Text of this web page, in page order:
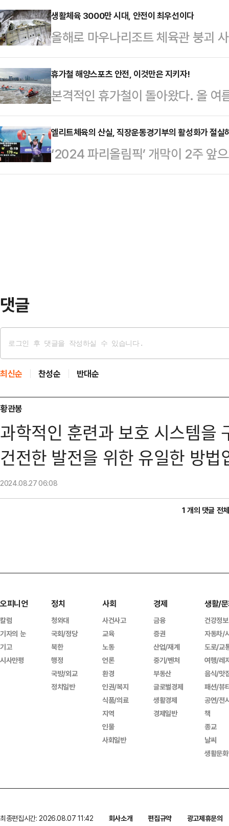
대회 출전 등에 대한 문제를 날카롭
대한 문제도 지적했다. 안세영은 개
다. 현재 협회는…
를 권고했다.협회 정관(제14조 제2
및 운영에 관한 사항’에 대해 이사
하지만 대한배드민턴협회는 ‘협회
다고 인정할 때에는 이를 집행하고,
야 한다’는 예외 조항(제17조 제1
문체부의 판단…
생활체육 3000만 시대, 안전이 최우선이다
올해로 마우나리조트 체육관 붕괴
로 새내기 대학생 10명이 생명을
는 등 막대한 피해가 발생했다.조사
다른 값싼 부실자재가 사용되는 등
수가 이용하는 체육시설에 대해 기
점도 드러났다. 소 잃고 외양간 고
안전점검 의무화 등 제도적 장치를
관광부가 스포츠…
휴가철 해양스포츠 안전, 이것만은 지키자!
본격적인 휴가철이 돌아왔다. 올
만에 가장 많을 것으로 전망된다.많
산과 강, 바다를 비롯하여 유명 휴
만큼 시원한 물놀이가 가장 인기가
있고, 안전한 이용을 위해서는 안전
엘리트체육의 산실, 직장운동경기부의 활성화가 절실
‘2024 파리올림픽’ 개막이 2주 앞
8월11일까지 펼쳐지는 파리올림
댓글
최신순 찬성순 반대순
황관봉
과학적인 훈련과 보호 시스템을
건전한 발전을 위한 유일한 방법
2024.08.2706:08
1 개의 댓글 전
오피니언
칼럼
기자의 눈
기고
시사만평
정치
청와대
국회/정당
북한
행정
국방/외교
정치일반
사회
사건사고
교육
노동
언론
환경
인권/복지
식품/의료
지역
인물
사회일반
경제
금융
증권
산업/재계
중기/벤처
부동산
글로벌경제
생활경제
경제일반
생활/
건강정보
자동차/
도로/교
여행/레
음식/맛
패션/뷰
공연/전
책
종교
날씨
생활문
최종편집시간: 2026.08.07 11:42 회사소개 편집규약 광고제휴문의